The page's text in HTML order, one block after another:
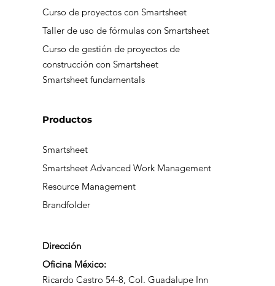
Dirección
Oficina México:
Ricardo Castro 54-8, Col. Guadalupe Inn
Productos
Smartsheet
Resource Management
Brandfolder
Smartsheet Advanced Work Management
Curso de proyectos con Smartsheet
Taller de uso de fórmulas con Smartsheet
Curso de gestión de proyectos de
construcción con Smartsheet
Smartsheet fundamentals